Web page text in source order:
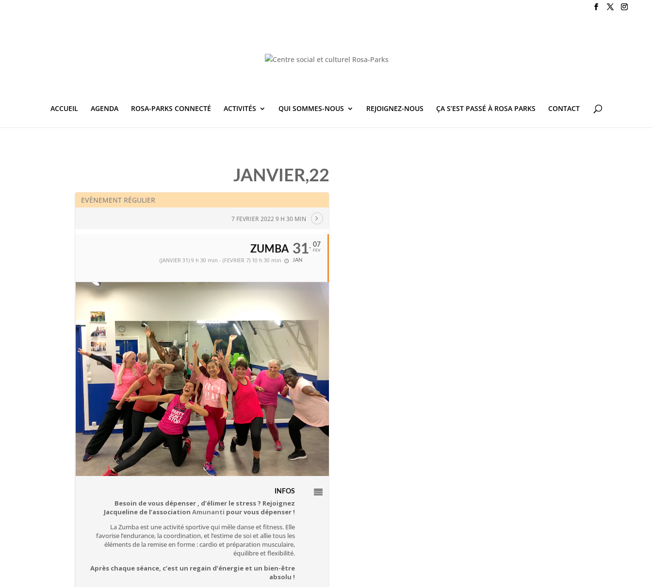
ACCUEIL AGENDA ROSA-PARKS CONNECTÉ ACTIVITÉS QUI SOMMES-NOUS REJOIGNEZ-NOUS ÇA S’EST PASSÉ À ROSA PARKS CONTACT
JANVIER,22
EVÈNEMENT RÉGULIER
7 FEVRIER 2022 9 H 30 MIN
31
JAN
07
FEV
ZUMBA
(JANVIER 31) 9 h 30 min - (FEVRIER 7) 10 h 30 min
INFOS
Besoin de vous dépenser , d’élimer le stress ? Rejoignez
Jacqueline de l’association Amunanti pour vous dépenser !
La Zumba est une activité sportive qui mêle danse et fitness. Elle
favorise l’endurance, la coordination, et l’estime de soi et allie tous les
éléments de la remise en forme : cardio et préparation musculaire,
équilibre et flexibilité.
Après chaque séance, c’est un regain d’énergie et un bien-être
absolu !